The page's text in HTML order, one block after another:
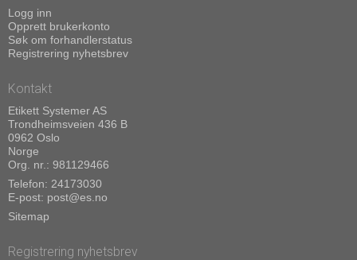
Logg inn
Opprett brukerkonto
Søk om forhandlerstatus
Registrering nyhetsbrev
Kontakt
Etikett Systemer AS
Trondheimsveien 436 B
0962 Oslo
Norge
Org. nr.: 981129466
Telefon: 24173030
E-post: post@es.no
Sitemap
Registrering nyhetsbrev